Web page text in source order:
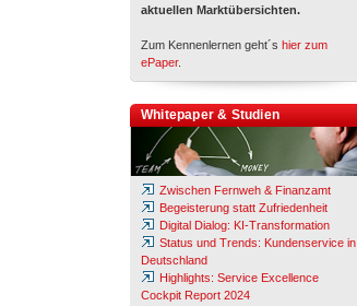
aktuellen Marktübersichten.
Zum Kennenlernen geht´s hier zum
ePaper.
Whitepaper & Studien
Zwischen Fernweh & Finanzamt
Begeisterung statt Zufriedenheit
Digital Dialog: KI-Transformation
Status und Trends: Kundenservice in
Deutschland
Highlights: Service Excellence
Cockpit Report 2024